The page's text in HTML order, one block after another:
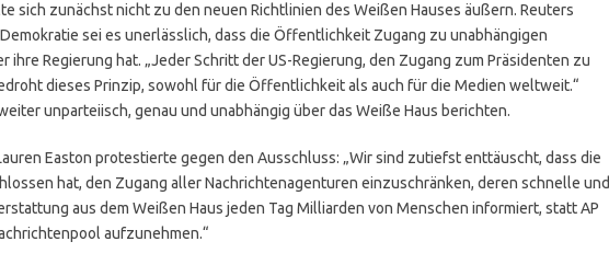
sich zunächst nicht zu den neuen Richtlinien des Weißen Hauses äußern. Reuters
sei es unerlässlich, dass die Öffentlichkeit Zugang zu unabhängigen
ihre Regierung hat. „Jeder Schritt der US-Regierung, den Zugang zum Präsidenten zu
dieses Prinzip, sowohl für die Öffentlichkeit als auch für die Medien weltweit.“
unparteiisch, genau und unabhängig über das Weiße Haus berichten.
Easton protestierte gegen den Ausschluss: „Wir sind zutiefst enttäuscht, dass die
hat, den Zugang aller Nachrichtenagenturen einzuschränken, deren schnelle und
aus dem Weißen Haus jeden Tag Milliarden von Menschen informiert, statt AP
aufzunehmen.“